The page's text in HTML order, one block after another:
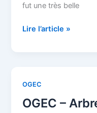
fut une très belle
Lire l’article »
OGEC
OGEC –
OGEC
Arbre